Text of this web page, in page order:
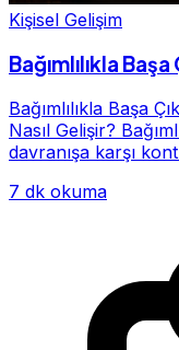
Kişisel Gelişim
Bağımlılıkla
Bağımlılıkla Başa
Nasıl Gelişir?
davranışa karşı
7 dk okuma